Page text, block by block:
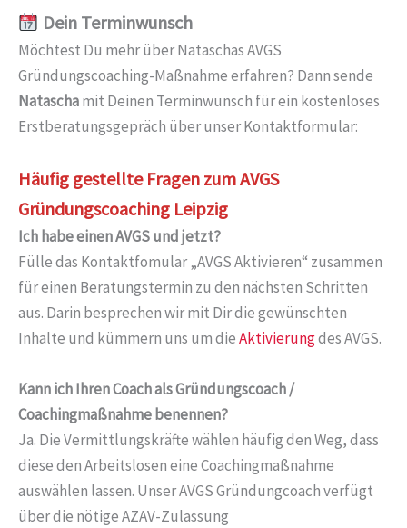
Dein Terminwunsch
Möchtest Du mehr über Nataschas AVGS
Gründungscoaching-Maßnahme erfahren? Dann sende
Nataschamit Deinen Terminwunsch für ein kostenloses
Erstberatungsgepräch über unser Kontaktformular:
Häufig gestellte Fragen zum AVGS
Gründungscoaching Leipzig
Ich habe einen AVGS und jetzt?
Fülle das Kontaktfomular „AVGS Aktivieren“ zusammen
für einen Beratungstermin zu den nächsten Schritten
aus. Darin besprechen wir mit Dir die gewünschten
Inhalte und kümmern uns um dieAktivierungdes AVGS.
Kann ich Ihren Coach als Gründungscoach /
Coachingmaßnahme benennen?
Ja. Die Vermittlungskräfte wählen häufig den Weg, dass
diese den Arbeitslosen eine Coachingmaßnahme
auswählen lassen. Unser AVGS Gründungcoach verfügt
über die nötige AZAV-Zulassung